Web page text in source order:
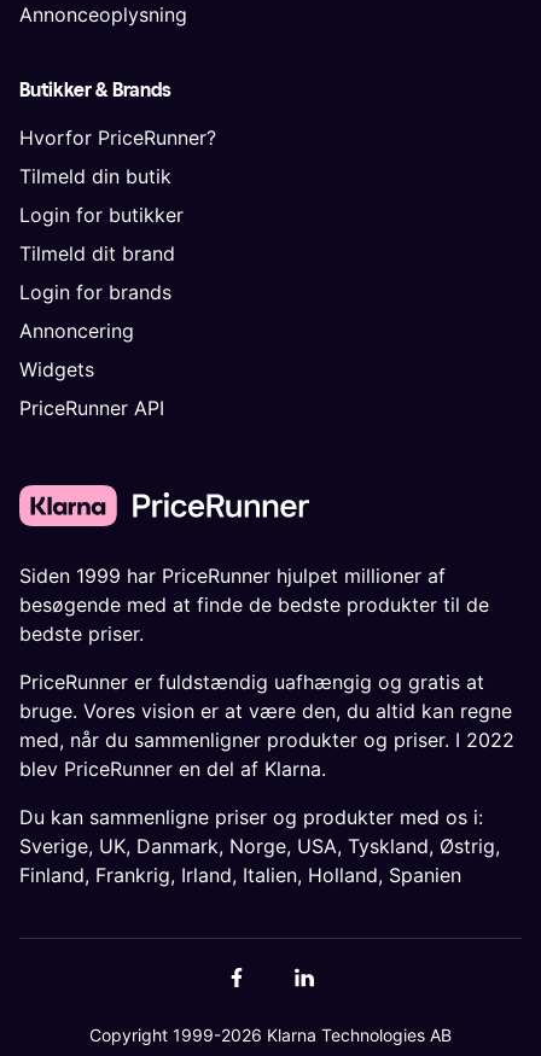
Annonceoplysning
Butikker & Brands
Hvorfor PriceRunner?
Tilmeld din butik
Login for butikker
Tilmeld dit brand
Login for brands
Annoncering
Widgets
PriceRunner API
Siden 1999 har PriceRunner hjulpet millioner af
besøgende med at finde de bedste produkter til de
bedste priser.
PriceRunner er fuldstændig uafhængig og gratis at
bruge. Vores vision er at være den, du altid kan regne
med, når du sammenligner produkter og priser. I 2022
blev PriceRunner en del af Klarna.
Du kan sammenligne priser og produkter med os i:
Sverige, UK, Danmark, Norge, USA, Tyskland, Østrig,
Finland, Frankrig, Irland, Italien, Holland, Spanien
Copyright 1999-2026 Klarna Technologies AB